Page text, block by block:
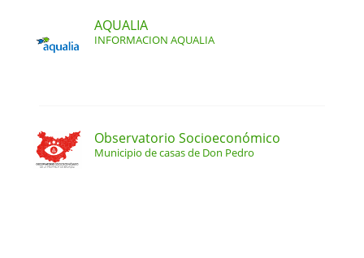
AQUALIA
INFORMACION AQUALIA
Observatorio Socioeconómico
Municipio de casas de Don Pedro